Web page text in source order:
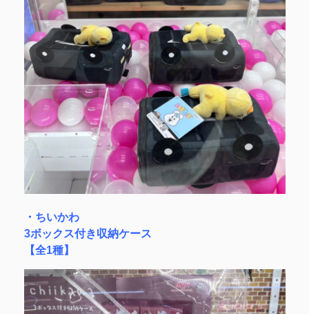
・ちいかわ
3ボックス付き収納ケース
【全1種】